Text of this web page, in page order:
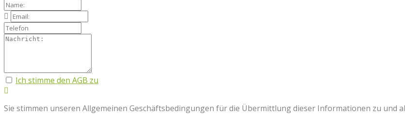
Ich stimme den AGB zu
Sie stimmen unseren Allgemeinen Geschäftsbedingungen für die Übermittlung dieser Informationen zu und